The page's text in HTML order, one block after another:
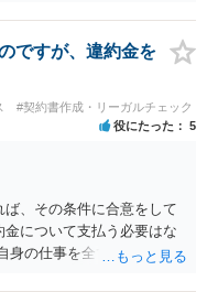
）６頁 https://www.jftc.g
対応できるように、基本
るよう努力はします。た
件を守れるとは限りません
させてもらうことになりま
案すら断られるようであれ
考えるべきでしょう。
ですが、違約金を
#契約書作成・リーガルチェック
役にたった 5
、その条件に合意をして
について支払う必要はな
身の仕事を全て処理してか